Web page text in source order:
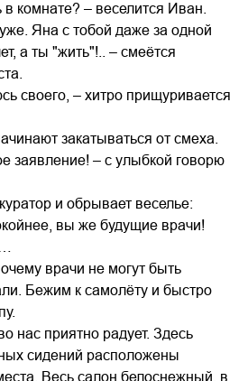
комнате? – веселится Иван.
Яна с тобой даже за одной
а ты "жить"!.. – смеётся
своего, – хитро прищуривается
закатываться от смеха.
заявление! – с улыбкой говорю
и обрывает веселье:
вы же будущие врачи!
врачи не могут быть
Бежим к самолёту и быстро
нас приятно радует. Здесь
сидений расположены
Весь салон белоснежный, в